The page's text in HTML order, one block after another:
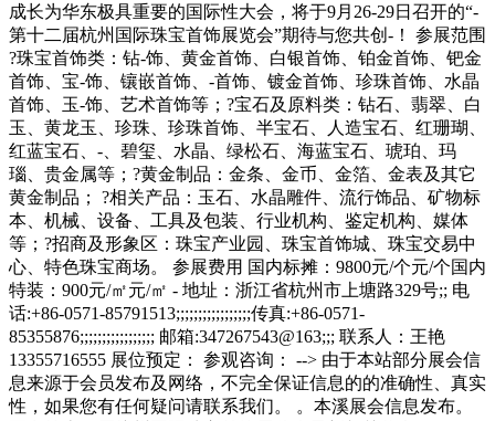
成长为华东极具重要的国际性大会，将于9月26-29日召开的“-
第十二届杭州国际珠宝首饰展览会”期待与您共创-！ 参展范围
?珠宝首饰类：钻-饰、黄金首饰、白银首饰、铂金首饰、钯金
首饰、宝-饰、镶嵌首饰、-首饰、镀金首饰、珍珠首饰、水晶
首饰、玉-饰、艺术首饰等；?宝石及原料类：钻石、翡翠、白
玉、黄龙玉、珍珠、珍珠首饰、半宝石、人造宝石、红珊瑚、
红蓝宝石、-、碧玺、水晶、绿松石、海蓝宝石、琥珀、玛
瑙、贵金属等；?黄金制品：金条、金币、金箔、金表及其它
黄金制品； ?相关产品：玉石、水晶雕件、流行饰品、矿物标
本、机械、设备、工具及包装、行业机构、鉴定机构、媒体
等；?招商及形象区：珠宝产业园、珠宝首饰城、珠宝交易中
心、特色珠宝商场。 参展费用 国内标摊：9800元/个元/个国内
特装：900元/㎡元/㎡ - 地址：浙江省杭州市上塘路329号;; 电
话:+86-0571-85791513;;;;;;;;;;;;;;;;;传真:+86-0571-
85355876;;;;;;;;;;;;;;;;; 邮箱:347267543@163;;; 联系人：王艳
13355716555 展位预定： 参观咨询： --> 由于本站部分展会信
息来源于会员发布及网络，不完全保证信息的的准确性、真实
性，如果您有任何疑问请联系我们。 。本溪展会信息发布。